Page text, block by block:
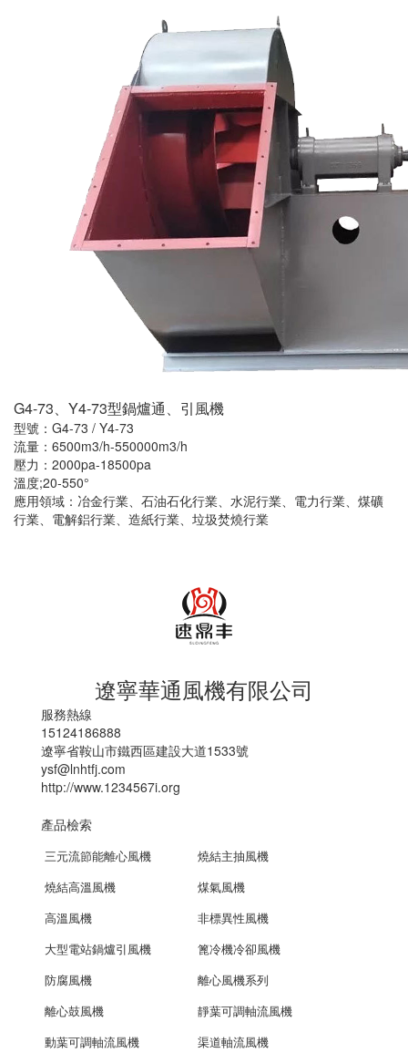
G4-73、Y4-73型鍋爐通、引風機
型號：G4-73 / Y4-73
流量：6500m3/h-550000m3/h
壓力：2000pa-18500pa
溫度;20-550°
應用領域：冶金行業、石油石化行業、水泥行業、電力行業、煤礦
行業、電解鋁行業、造紙行業、垃圾焚燒行業
遼寧華通風機有限公司
服務熱線
15124186888
遼寧省鞍山市鐵西區建設大道1533號
ysf@lnhtfj.com
http://www.1234567i.org
產品檢索
三元流節能離心風機
燒結主抽風機
燒結高溫風機
煤氣風機
高溫風機
非標異性風機
大型電站鍋爐引風機
篦冷機冷卻風機
防腐風機
離心風機系列
離心鼓風機
靜葉可調軸流風機
動葉可調軸流風機
渠道軸流風機